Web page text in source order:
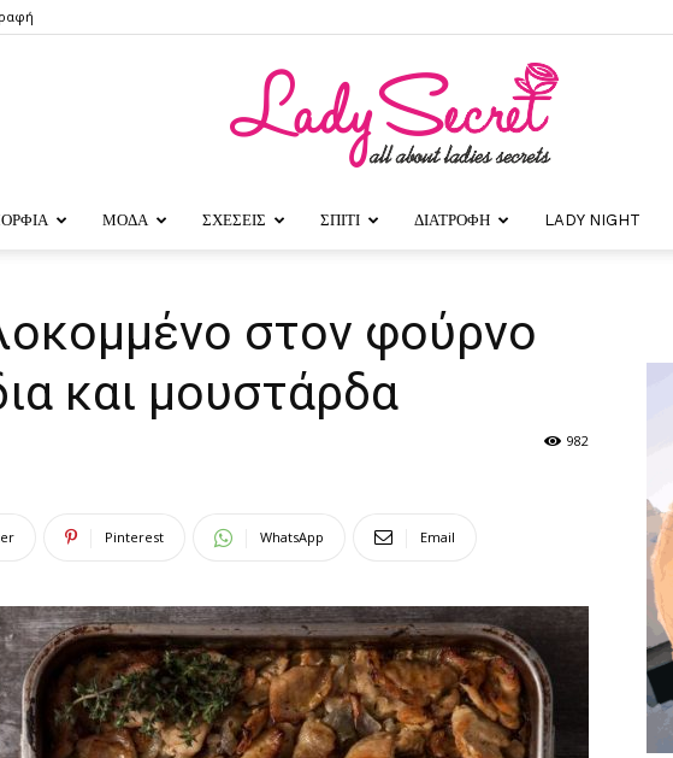
Secret
ΜΟΔΑ ΣΧΕΣΕΙΣ ΣΠΙΤΙ ΔΙΑΤΡΟΦΗ LADY NIGHT
στον φούρνο
και μουστάρδα
982
Pinterest WhatsApp Email